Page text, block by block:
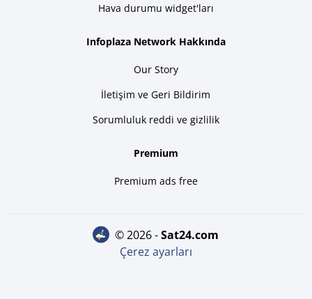
Hava durumu widget'ları
Infoplaza Network Hakkında
Our Story
İletişim ve Geri Bildirim
Sorumluluk reddi ve gizlilik
Premium
Premium ads free
© 2026 - sat24.com
Çerez ayarları